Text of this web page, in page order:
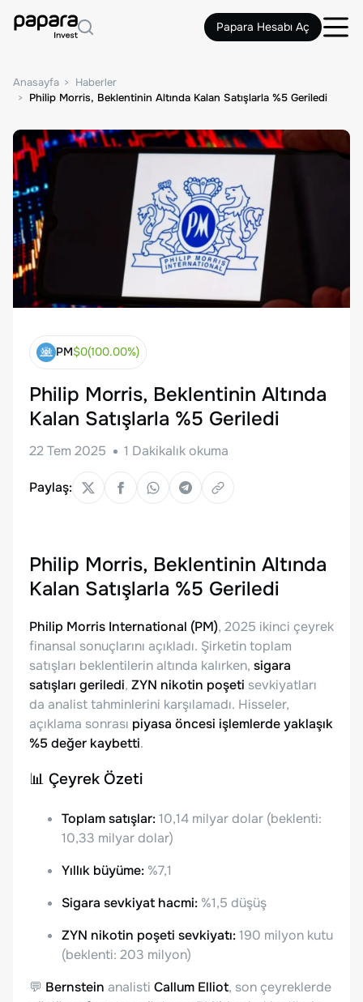
Papara Hesabı Aç
Anasayfa
Haberler
Philip Morris, Beklentinin Altında Kalan Satışlarla %5 Geriledi
PM$0(100.00%)
Philip Morris, Beklentinin Altında
Kalan Satışlarla %5 Geriledi
22 Tem 2025 1 Dakikalık okuma
Paylaş:
Philip Morris, Beklentinin Altında
Kalan Satışlarla %5 Geriledi
Philip Morris International (PM), 2025 ikinci çeyrek
finansal sonuçlarını açıkladı. Şirketin toplam
satışları beklentilerin altında kalırken, sigara
satışları geriledi, ZYN nikotin poşeti sevkiyatları
da analist tahminlerini karşılamadı. Hisseler,
açıklama sonrası piyasa öncesi işlemlerde yaklaşık
%5 değer kaybetti.
📊 Çeyrek Özeti
Toplam satışlar:10,14 milyar dolar (beklenti:
10,33 milyar dolar)
Yıllık büyüme: %7,1
Sigara sevkiyat hacmi: %1,5 düşüş
ZYN nikotin poşeti sevkiyatı:190 milyon kutu
(beklenti: 203 milyon)
💬 Bernstein analisti Callum Elliot, son çeyreklerde